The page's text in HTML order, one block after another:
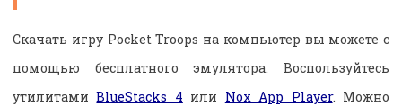
Скачать игру Pocket Troops на компьютер вы можете с
помощью бесплатного эмулятора. Воспользуйтесь
утилитамиBlueStacks 4 или Nox App Player. Можно